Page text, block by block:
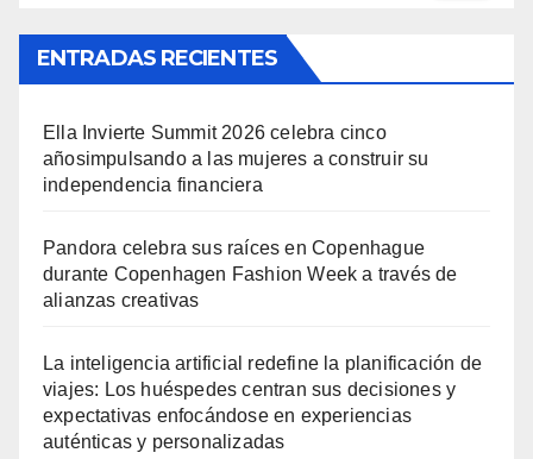
ENTRADAS RECIENTES
Ella Invierte Summit 2026 celebra cinco
añosimpulsando a las mujeres a construir su
independencia financiera
Pandora celebra sus raíces en Copenhague
durante Copenhagen Fashion Week a través de
alianzas creativas
La inteligencia artificial redefine la planificación de
viajes: Los huéspedes centran sus decisiones y
expectativas enfocándose en experiencias
auténticas y personalizadas